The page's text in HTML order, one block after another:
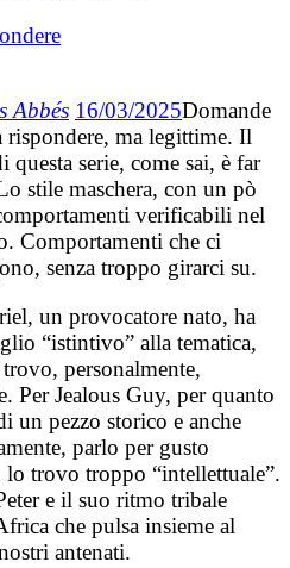
Abbés 16/03/2025Domande
ma legittime. Il
questa serie, come sai, è far
stile maschera, con un pò
verificabili nel
Comportamenti che ci
senza troppo girarci su.
un provocatore nato, ha
“istintivo” alla tematica,
personalmente,
Per Jealous Guy, per quanto
un pezzo storico e anche
parlo per gusto
lo trovo troppo “intellettuale”.
e il suo ritmo tribale
che pulsa insieme al
antenati.